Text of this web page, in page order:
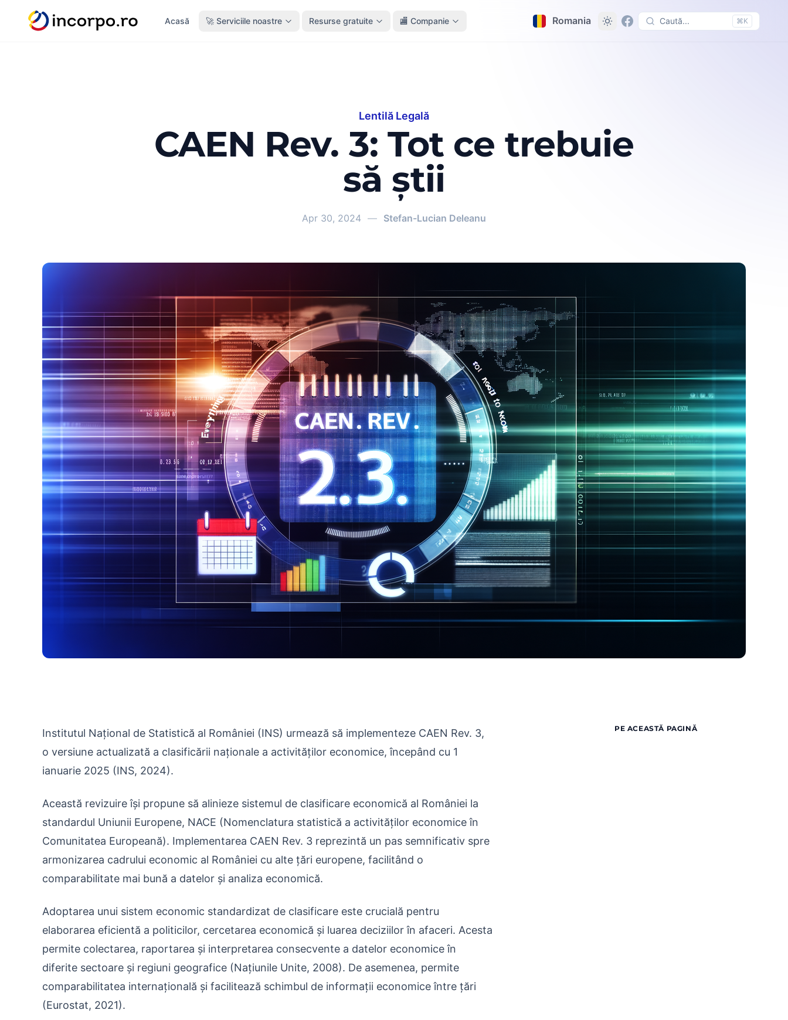
principal
Acasă 🚀 Serviciile noastre Resurse gratuite 🏬 Companie Romania Caută... ⌘K
Lentilă Legală
CAEN Rev. 3: Tot ce trebuie
să știi
Apr 30, 2024 — Stefan-Lucian Deleanu
CAEN Rev. 3: Tot ce trebuie să știi
Institutul Național de Statistică al României (INS) urmează să implementeze CAEN Rev. 3,
o versiune actualizată a clasificării naționale a activităților economice, începând cu 1
ianuarie 2025 (INS, 2024).
Această revizuire își propune să alinieze sistemul de clasificare economică al României la
standardul Uniunii Europene, NACE (Nomenclatura statistică a activităților economice în
Comunitatea Europeană). Implementarea CAEN Rev. 3 reprezintă un pas semnificativ spre
armonizarea cadrului economic al României cu alte țări europene, facilitând o
comparabilitate mai bună a datelor și analiza economică.
Adoptarea unui sistem economic standardizat de clasificare este crucială pentru
elaborarea eficientă a politicilor, cercetarea economică și luarea deciziilor în afaceri. Acesta
permite colectarea, raportarea și interpretarea consecvente a datelor economice în
diferite sectoare și regiuni geografice (Națiunile Unite, 2008). De asemenea, permite
comparabilitatea internațională și facilitează schimbul de informații economice între țări
(Eurostat, 2021).
PE ACEASTĂ PAGINĂ